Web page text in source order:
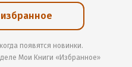
появятся новинки.
Мои Книги «Избранное»